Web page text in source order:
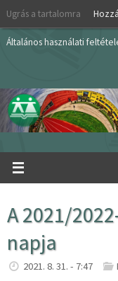
Skip
content
Ugrás a tartalomra
Általános használati
A 2021/
napja
2021. 8. 31. - 7:47